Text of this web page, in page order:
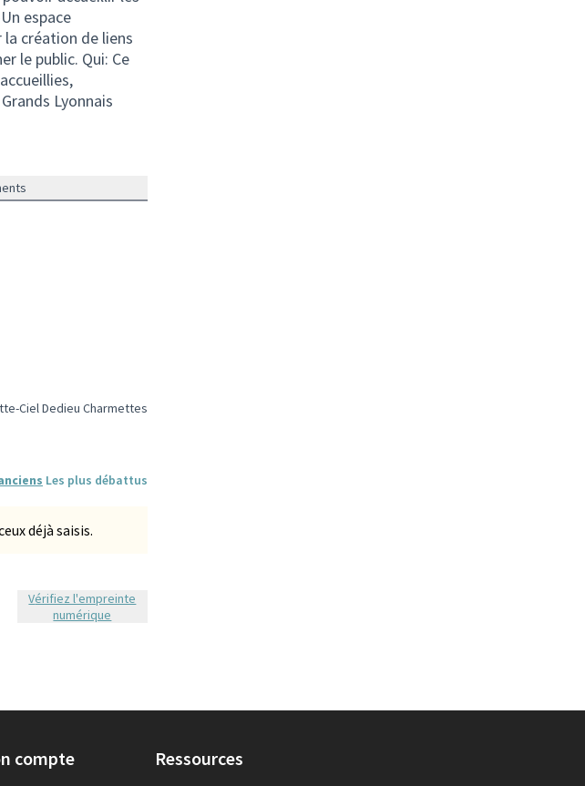
espace
création de liens
le public. Qui: Ce
Lyonnais
: Convivialité et solidarité
résultats pour le secteur : Gratte-Ciel Dedieu Charmettes
Ciel Dedieu Charmettes
Les plus débattus
déjà saisis.
Vérifiez l'empreinte
numérique
compte Ressources